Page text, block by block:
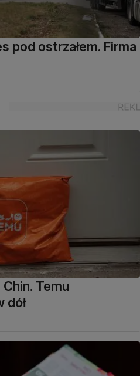
pod ostrzałem. Firma
Temu
dół